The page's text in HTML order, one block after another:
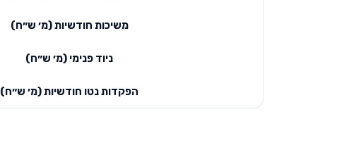
משיכות חודשיות (מ׳ ש״ח)
ניוד פנימי (מ׳ ש״ח)
הפקדות נטו חודשיות (מ׳ ש״ח)